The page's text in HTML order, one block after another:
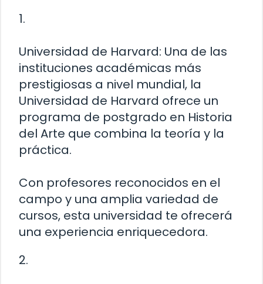
1.
Universidad de Harvard: Una de las
instituciones académicas más
prestigiosas a nivel mundial, la
Universidad de Harvard ofrece un
programa de postgrado en Historia
del Arte que combina la teoría y la
práctica.
Con profesores reconocidos en el
campo y una amplia variedad de
cursos, esta universidad te ofrecerá
una experiencia enriquecedora.
2.